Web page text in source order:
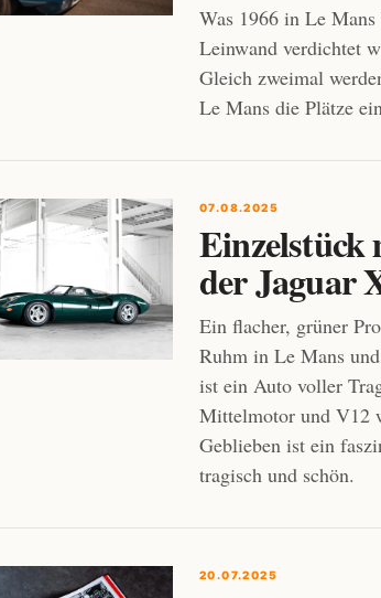
Was 1966 in Le
Leinwand verdichtet
Gleich zweimal
Le Mans die Plätze
07.08.2025
Einzelstück
der Jaguar
Ein flacher, grüner
Ruhm in Le Mans
ist ein Auto voller
Mittelmotor und V12
Geblieben ist ein
tragisch und schön.
20.07.2025